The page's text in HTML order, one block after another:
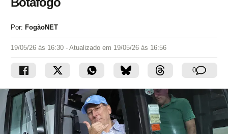
Por: FogãoNET
19/05/26 às 16:30 - Atualizado em 19/05/26 às 16:56
0